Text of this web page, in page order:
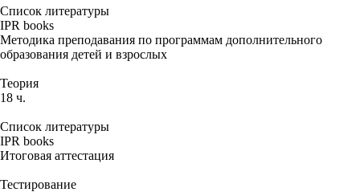
Список литературы
IPR books
Методика преподавания по программам дополнительного
образования детей и взрослых
Теория
18 ч.
Список литературы
IPR books
Итоговая аттестация
Тестирование